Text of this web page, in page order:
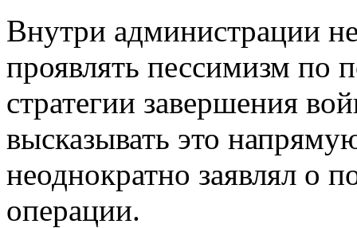
Внутри администрации
проявлять пессимизм по
стратегии завершения
высказывать это
неоднократно заявлял о
операции.